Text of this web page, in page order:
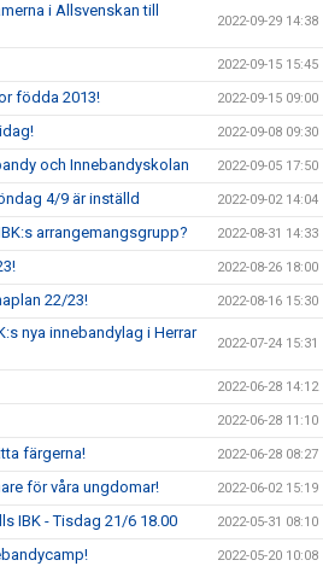
i Allsvenskan till
2022-09-29 14:38
2022-09-15 15:45
födda 2013! 2022-09-15 09:00
2022-09-08 09:30
och Innebandyskolan 2022-09-05 17:50
4/9 är inställd 2022-09-02 14:04
arrangemangsgrupp? 2022-08-31 14:33
2022-08-26 18:00
22/23! 2022-08-16 15:30
nya innebandylag i Herrar
2022-07-24 15:31
2022-06-28 14:12
2022-06-28 11:10
färgerna! 2022-06-28 08:27
för våra ungdomar! 2022-06-02 15:19
IBK - Tisdag 21/6 18.00 2022-05-31 08:10
2022-05-20 10:08